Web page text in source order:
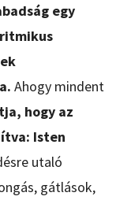
egy
Ahogy mindent
hogy az
Isten
utaló
gátlások,